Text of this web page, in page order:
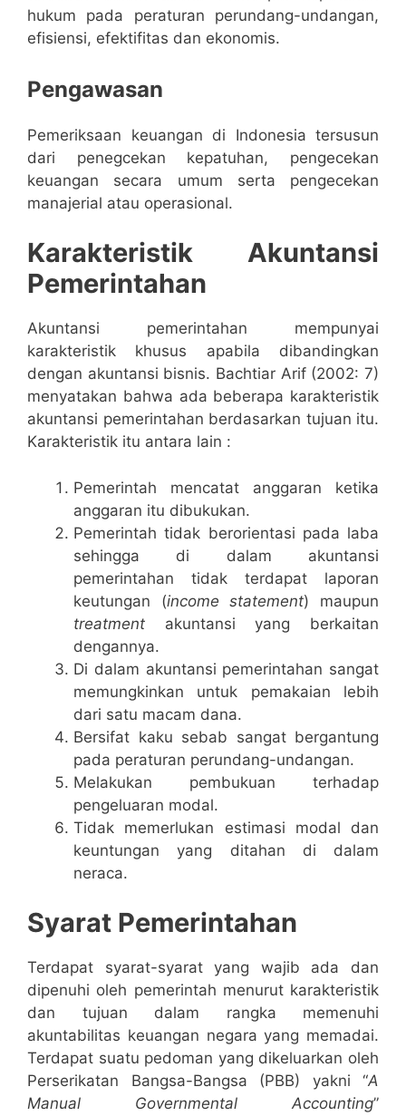
hukum pada peraturan perundang-undangan,
efisiensi, efektifitas dan ekonomis.
Pengawasan
Pemeriksaan keuangan di Indonesia tersusun
dari penegcekan kepatuhan, pengecekan
keuangan secara umum serta pengecekan
manajerial atau operasional.
Karakteristik Akuntansi
Pemerintahan
Akuntansi pemerintahan mempunyai
karakteristik khusus apabila dibandingkan
dengan akuntansi bisnis. Bachtiar Arif (2002: 7)
menyatakan bahwa ada beberapa karakteristik
akuntansi pemerintahan berdasarkan tujuan itu.
Karakteristik itu antara lain :
Pemerintah mencatat anggaran ketika
anggaran itu dibukukan.
Pemerintah tidak berorientasi pada laba
sehingga di dalam akuntansi
pemerintahan tidak terdapat laporan
keutungan (income statement) maupun
treatment akuntansi yang berkaitan
dengannya.
Di dalam akuntansi pemerintahan sangat
memungkinkan untuk pemakaian lebih
dari satu macam dana.
Bersifat kaku sebab sangat bergantung
pada peraturan perundang-undangan.
Melakukan pembukuan terhadap
pengeluaran modal.
Tidak memerlukan estimasi modal dan
keuntungan yang ditahan di dalam
neraca.
Syarat Pemerintahan
Terdapat syarat-syarat yang wajib ada dan
dipenuhi oleh pemerintah menurut karakteristik
dan tujuan dalam rangka memenuhi
akuntabilitas keuangan negara yang memadai.
Terdapat suatu pedoman yang dikeluarkan oleh
Perserikatan Bangsa-Bangsa (PBB) yakni “A
Manual Governmental Accounting”